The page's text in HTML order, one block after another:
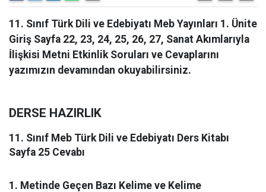
11. Sınıf Türk Dili ve Edebiyatı Meb Yayınları 1. Ünite
Giriş Sayfa 22, 23, 24, 25, 26, 27, Sanat Akımlarıyla
İlişkisi Metni Etkinlik Soruları ve Cevaplarını
yazımızın devamından okuyabilirsiniz.
DERSE HAZIRLIK
11. Sınıf Meb Türk Dili ve Edebiyatı Ders Kitabı
Sayfa 25 Cevabı
1. Metinde Geçen Bazı Kelime ve Kelime